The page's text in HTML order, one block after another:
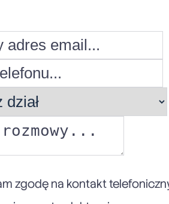
zgodę na kontakt